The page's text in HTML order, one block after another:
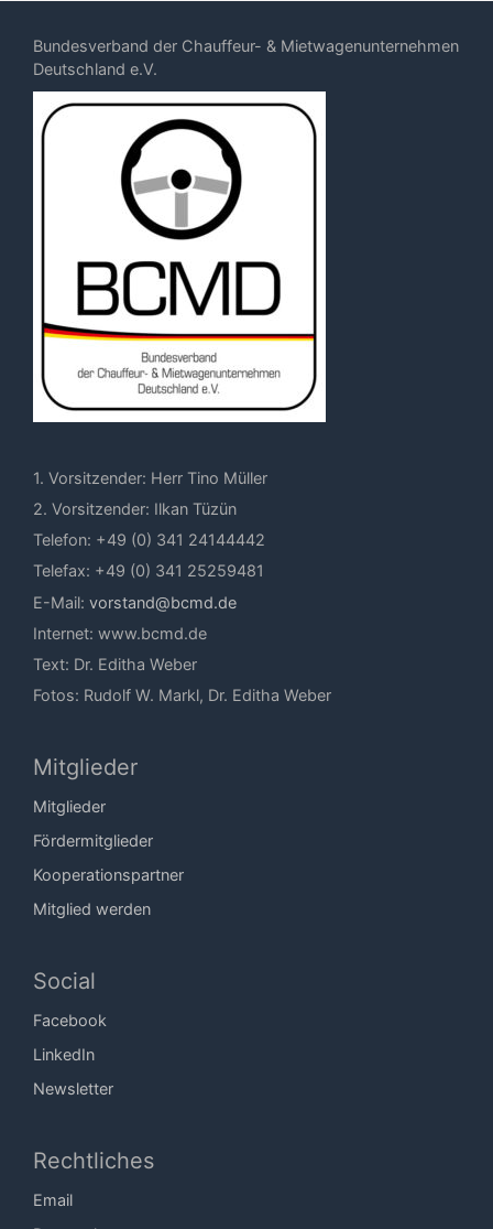
Bundesverband der Chauffeur- & Mietwagenunternehmen
Deutschland e.V.
1. Vorsitzender: Herr Tino Müller
2. Vorsitzender: Ilkan Tüzün
Telefon: +49 (0) 341 24144442
Telefax: +49 (0) 341 25259481
E-Mail: vorstand@bcmd.de
Internet: www.bcmd.de
Text: Dr. Editha Weber
Fotos: Rudolf W. Markl, Dr. Editha Weber
Mitglieder
Mitglieder
Fördermitglieder
Kooperationspartner
Mitglied werden
Social
Facebook
LinkedIn
Newsletter
Rechtliches
Email